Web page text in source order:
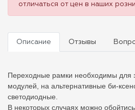
отличаться от цен в наших
Описание Отзывы
Переходные рамки необходимы для
модулей, на альтернативные би-
светодиодные.
В некоторых случаях можно